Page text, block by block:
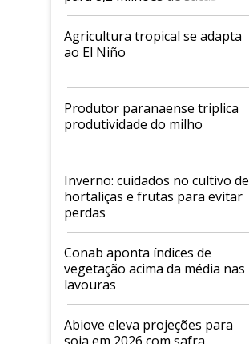
Agricultura tropical se adapta
ao El Niño
Produtor paranaense triplica
produtividade do milho
Inverno: cuidados no cultivo de
hortaliças e frutas para evitar
perdas
Conab aponta índices de
vegetação acima da média nas
lavouras
Abiove eleva projeções para